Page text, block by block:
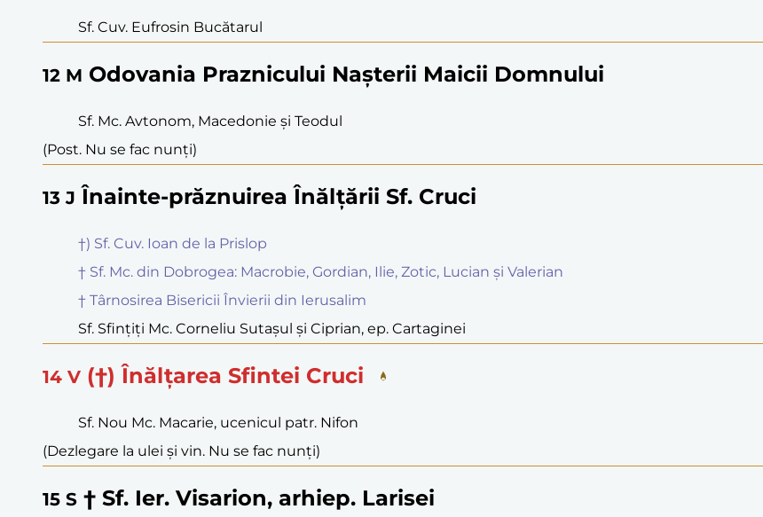
Sf. Cuv. Eufrosin Bucătarul
12 M Odovania Praznicului Nașterii Maicii Domnului
Sf. Mc. Avtonom, Macedonie și Teodul
(Post. Nu se fac nunți)
13 J Înainte-prăznuirea Înălțării Sf. Cruci
†) Sf. Cuv. Ioan de la Prislop
† Sf. Mc. din Dobrogea: Macrobie, Gordian, Ilie, Zotic, Lucian și Valerian
† Târnosirea Bisericii Învierii din Ierusalim
Sf. Sfințiți Mc. Corneliu Sutașul și Ciprian, ep. Cartaginei
14 V (†) Înălțarea Sfintei Cruci
Sf. Nou Mc. Macarie, ucenicul patr. Nifon
(Dezlegare la ulei și vin. Nu se fac nunți)
15 S † Sf. Ier. Visarion, arhiep. Larisei